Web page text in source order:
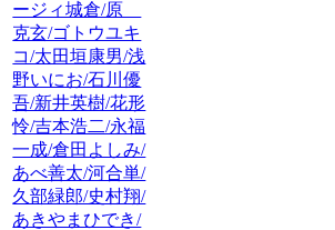
ージィ城倉/原
克玄/ゴトウユキ
コ/太田垣康男/浅
野いにお/石川優
吾/新井英樹/花形
怜/吉本浩二/永福
一成/倉田よしみ/
あべ善太/河合単/
久部緑郎/史村翔/
あきやまひでき/